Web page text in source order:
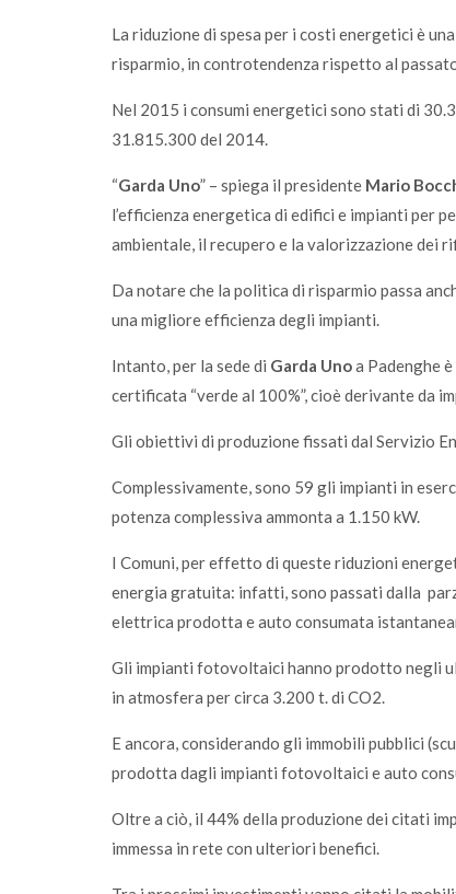
La riduzione di spesa per i costi energetici è
risparmio, in controtendenza rispetto al
Nel 2015 i consumi energetici sono stati di
31.815.300 del 2014.
“Garda Uno” – spiega il presidente Mario
l’efficienza energetica di edifici e impianti per
ambientale, il recupero e la valorizzazione dei
Da notare che la politica di risparmio passa
una migliore efficienza degli impianti.
Intanto, per la sede di Garda Unoa Padenghe
certificata “verde al 100%”, cioè derivante da
Gli obiettivi di produzione fissati dal Servizio
Complessivamente, sono 59 gli impianti in
potenza complessiva ammonta a 1.150 kW.
I Comuni, per effetto di queste riduzioni
energia gratuita: infatti, sono passati dalla
elettrica prodotta e auto consumata
Gli impianti fotovoltaici hanno prodotto negli
in atmosfera per circa 3.200 t. di CO2.
E ancora, considerando gli immobili pubblici
prodotta dagli impianti fotovoltaici e auto
Oltre a ciò, il 44% della produzione dei citati
immessa in rete con ulteriori benefici.